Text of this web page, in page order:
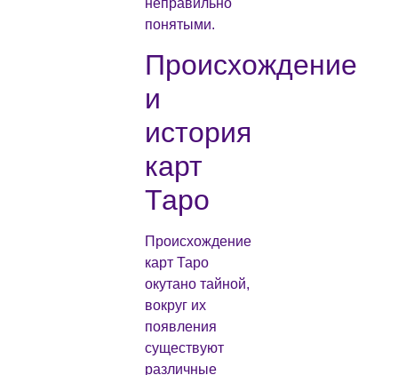
неправильно
понятыми.
Происхождение
и
история
карт
Таро
Происхождение
карт Таро
окутано тайной,
вокруг их
появления
существуют
различные